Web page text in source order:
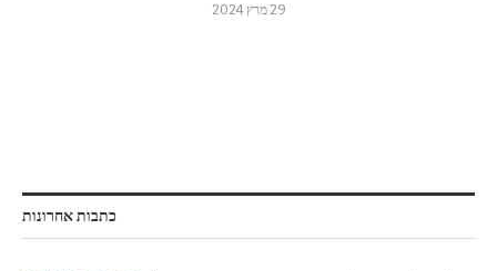
29 מרץ 2024
כתבות אחרונות